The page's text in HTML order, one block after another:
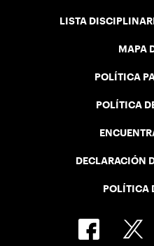
LISTA
MAPA
POLÍTICA
POLÍTICA
DECLARACIÓN
POLÍTICA